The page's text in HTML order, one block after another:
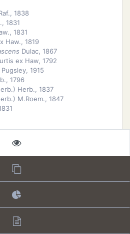
1838
1831
1831
Haw., 1819
Dulac, 1867
ex Haw, 1792
1915
1796
Herb., 1837
M.Roem., 1847